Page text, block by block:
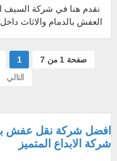
صفحة 1 من 7 1
التالي
افضل شركة نقل عفش
شركة الابداع المتميز